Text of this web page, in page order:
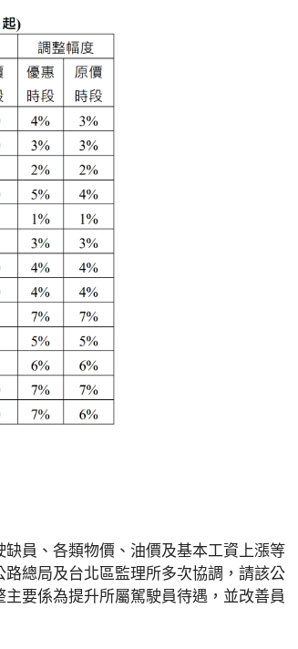
員、各類物價、油價及基本工資上漲等
總局及台北區監理所多次協調，請該公
要係為提升所屬駕駛員待遇，並改善員